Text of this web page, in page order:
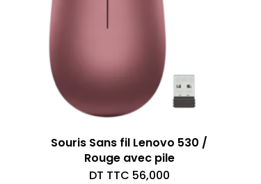
Souris Sans fil Lenovo 530 /
Rouge avec pile
DT TTC 56,000